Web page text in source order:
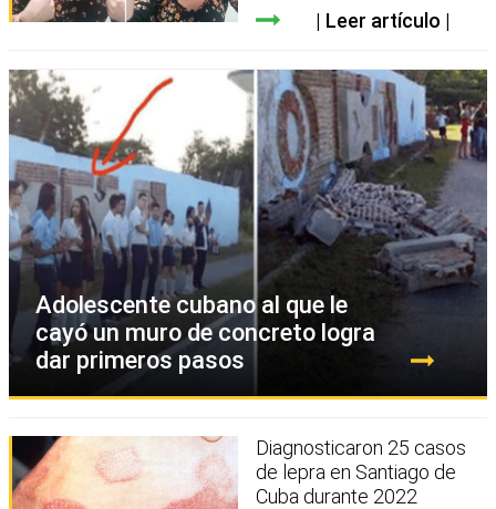
Leer artículo
Adolescente cubano al que le
cayó un muro de concreto logra
dar primeros pasos
Diagnosticaron 25 casos
de lepra en Santiago de
Cuba durante 2022